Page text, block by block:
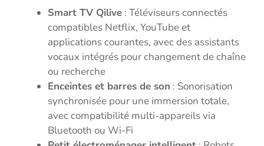
Smart TV Qilive : Téléviseurs connectés
compatibles Netflix, YouTube et
applications courantes, avec des assistants
vocaux intégrés pour changement de chaîne
ou recherche
Enceintes et barres de son : Sonorisation
synchronisée pour une immersion totale,
avec compatibilité multi-appareils via
Bluetooth ou Wi-Fi